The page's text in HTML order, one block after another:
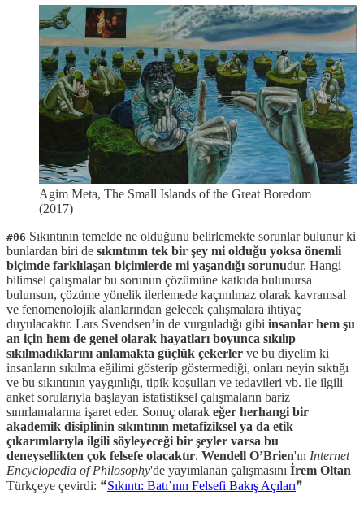
Agim Meta, The Small Islands of the Great Boredom
(2017)
#06 Sıkıntının temelde ne olduğunu belirlemekte sorunlar bulunur ki
bunlardan biri de sıkıntının tek bir şey mi olduğu yoksa önemli
biçimde farklılaşan biçimlerde mi yaşandığı sorunudur. Hangi
bilimsel çalışmalar bu sorunun çözümüne katkıda bulunursa
bulunsun, çözüme yönelik ilerlemede kaçınılmaz olarak kavramsal
ve fenomenolojik alanlarından gelecek çalışmalara ihtiyaç
duyulacaktır. Lars Svendsen’in de vurguladığı gibi insanlar hem şu
an için hem de genel olarak hayatları boyunca sıkılıp
sıkılmadıklarını anlamakta güçlük çekerler ve bu diyelim ki
insanların sıkılma eğilimi gösterip göstermediği, onları neyin sıktığı
ve bu sıkıntının yaygınlığı, tipik koşulları ve tedavileri vb. ile ilgili
anket sorularıyla başlayan istatistiksel çalışmaların bariz
sınırlamalarına işaret eder. Sonuç olarak eğer herhangi bir
akademik disiplinin sıkıntının metafiziksel ya da etik
çıkarımlarıyla ilgili söyleyeceği bir şeyler varsa bu
deneysellikten çok felsefe olacaktır. Wendell O’Brien'ın Internet
Encyclopedia of Philosophy'de yayımlanan çalışmasını İrem Oltan
Türkçeye çevirdi: ❝Sıkıntı: Batı’nın Felsefi Bakış Açıları❞